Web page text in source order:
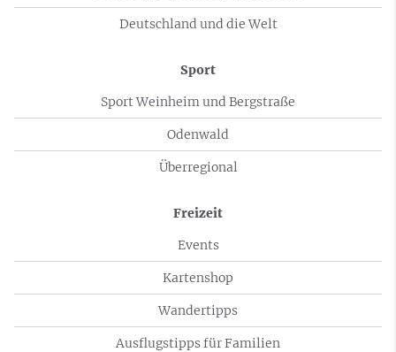
Deutschland und die Welt
Sport
Sport Weinheim und Bergstraße
Odenwald
Überregional
Freizeit
Events
Kartenshop
Wandertipps
Ausflugstipps für Familien